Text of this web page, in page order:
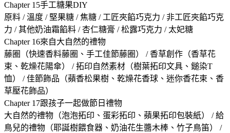
Chapter 15手工糖果DIY
原料 / 溫度 / 堅果糖 / 焦糖 / 工匠夾餡巧克力 / 非工匠夾餡巧克
力 / 其他奶油霜餡料 / 杏仁糖膏 / 松露巧克力 / 太妃糖
Chapter 16來自大自然的禮物
藤圈（快速香料藤圈、手工佳節藤圈） / 香草創作（香草花
束、乾燥花陽傘） / 拓印自然素材（樹葉拓印文具、鎚染T
恤） / 佳節飾品（蘋香松果樹、乾燥花香球、迷你香花束、香
草壓花飾品）
Chapter 17跟孩子一起做節日禮物
大自然的禮物（泡泡拓印、蛋彩拓印、蘋果拓印包裝紙） / 給
鳥兒的禮物（耶誕樹餵食器、奶油花生醬木棒、竹子鳥笛） /